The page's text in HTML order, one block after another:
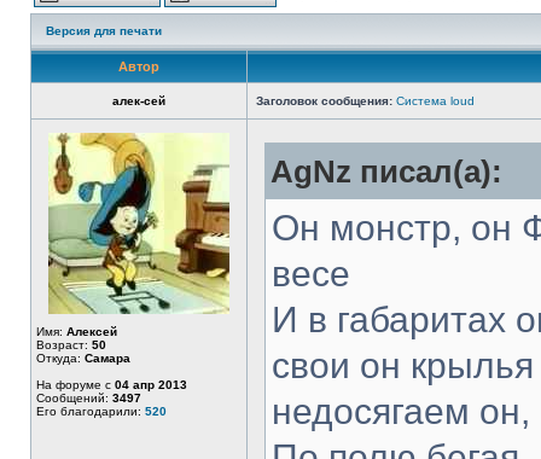
Версия для печати
Автор
алек-сей Заголовок сообщения: Система loud
Имя: Алексей
Возраст: 50
Откуда: Самара
На форуме с 04 апр 2013
Сообщений: 3497
Его благодарили: 520
AgNz писал(а):
Он монстр, он
весе
И в габаритах
свои он
недосягаем